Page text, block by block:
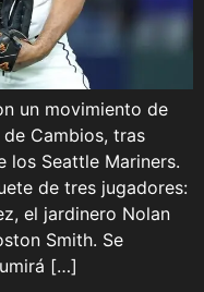
un movimiento de
Cambios, tras
los Seattle Mariners.
de tres jugadores:
el jardinero Nolan
Smith. Se
[…]